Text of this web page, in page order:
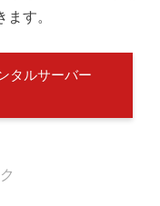
す。
タルサーバー